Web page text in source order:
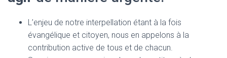
L’enjeu de notre interpellation étant à la fois
évangélique et citoyen, nous en appelons à la
contribution active de tous et de chacun.